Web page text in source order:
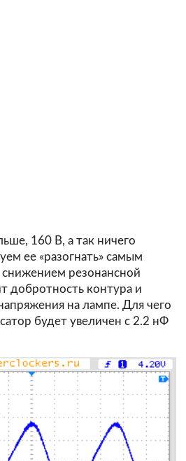
160 В, а так ничего
ее «разогнать» самым
резонансной
добротность контура и
на лампе. Для чего
будет увеличен с 2.2 нФ